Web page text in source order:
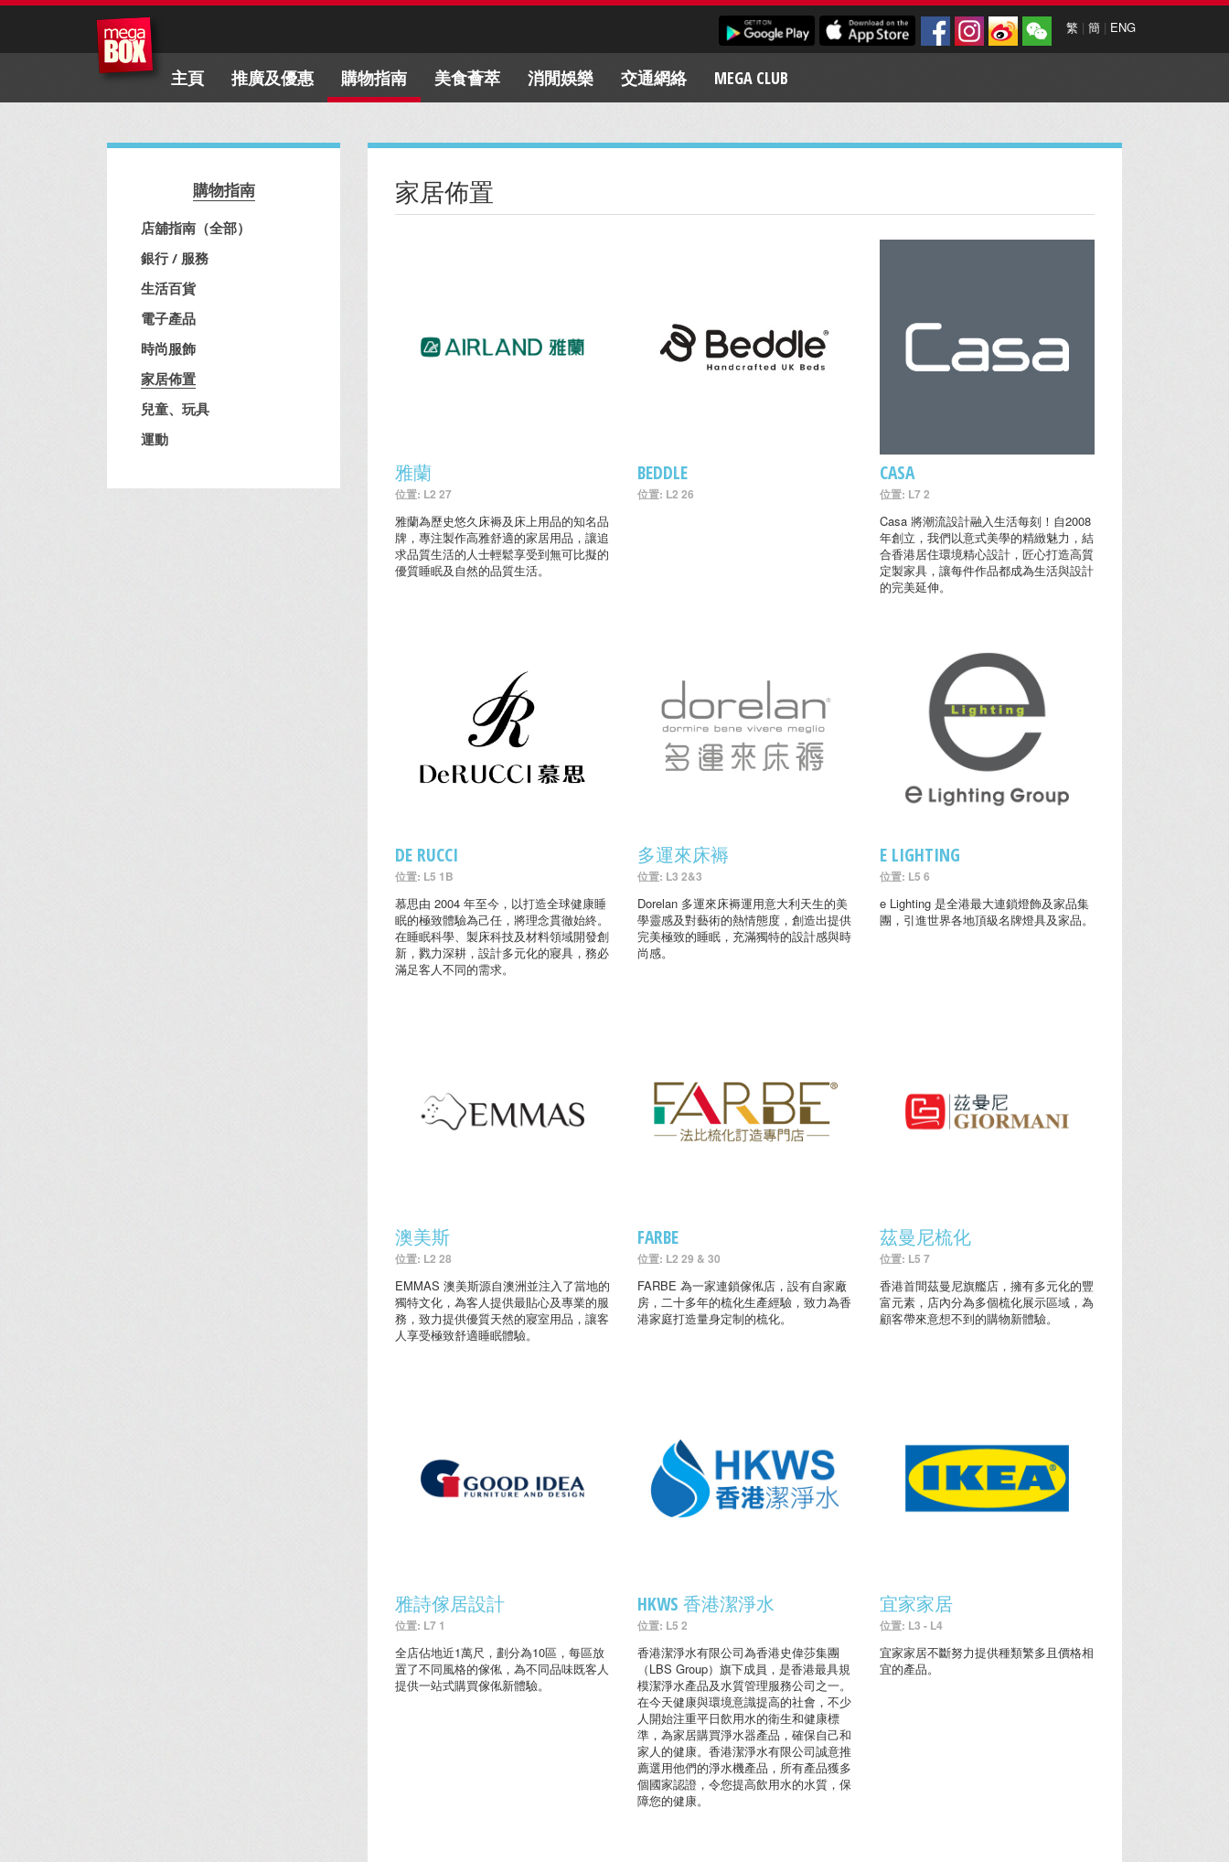
繁 | 簡 | ENG
主頁 推廣及優惠 購物指南 美食薈萃 消閒娛樂 交通網絡 MEGA CLUB
購物指南
店舖指南（全部）
銀行 / 服務
生活百貨
電子產品
時尚服飾
家居佈置
兒童、玩具
運動
家居佈置
雅蘭
位置: L2 27
雅蘭為歷史悠久床褥及床上用品的知名品
牌，專注製作高雅舒適的家居用品，讓追
求品質生活的人士輕鬆享受到無可比擬的
優質睡眠及自然的品質生活。
BEDDLE
位置: L2 26
CASA
位置: L7 2
Casa 將潮流設計融入生活每刻！自2008
年創立，我們以意式美學的精緻魅力，結
合香港居住環境精心設計，匠心打造高質
定製家具，讓每件作品都成為生活與設計
的完美延伸。
DE RUCCI
位置: L5 1B
慕思由 2004 年至今，以打造全球健康睡
眠的極致體驗為己任，將理念貫徹始終。
在睡眠科學、製床科技及材料領域開發創
新，戮力深耕，設計多元化的寢具，務必
滿足客人不同的需求。
多運來床褥
位置: L3 2&3
Dorelan 多運來床褥運用意大利天生的美
學靈感及對藝術的熱情態度，創造出提供
完美極致的睡眠，充滿獨特的設計感與時
尚感。
E LIGHTING
位置: L5 6
e Lighting 是全港最大連鎖燈飾及家品集
團，引進世界各地頂級名牌燈具及家品。
澳美斯
位置: L2 28
EMMAS 澳美斯源自澳洲並注入了當地的
獨特文化，為客人提供最貼心及專業的服
務，致力提供優質天然的寢室用品，讓客
人享受極致舒適睡眠體驗。
FARBE
位置: L2 29 & 30
FARBE 為一家連鎖傢俬店，設有自家廠
房，二十多年的梳化生產經驗，致力為香
港家庭打造量身定制的梳化。
茲曼尼梳化
位置: L5 7
香港首間茲曼尼旗艦店，擁有多元化的豐
富元素，店內分為多個梳化展示區域，為
顧客帶來意想不到的購物新體驗。
雅詩傢居設計
位置: L7 1
全店佔地近1萬尺，劃分為10區，每區放
置了不同風格的傢俬，為不同品味既客人
提供一站式購買傢俬新體驗。
HKWS 香港潔淨水
位置: L5 2
香港潔淨水有限公司為香港史偉莎集團
（LBS Group）旗下成員，是香港最具規
模潔淨水產品及水質管理服務公司之一。
在今天健康與環境意識提高的社會，不少
人開始注重平日飲用水的衛生和健康標
準，為家居購買淨水器產品，確保自己和
家人的健康。香港潔淨水有限公司誠意推
薦選用他們的淨水機產品，所有產品獲多
個國家認證，令您提高飲用水的水質，保
障您的健康。
宜家家居
位置: L3 - L4
宜家家居不斷努力提供種類繁多且價格相
宜的產品。